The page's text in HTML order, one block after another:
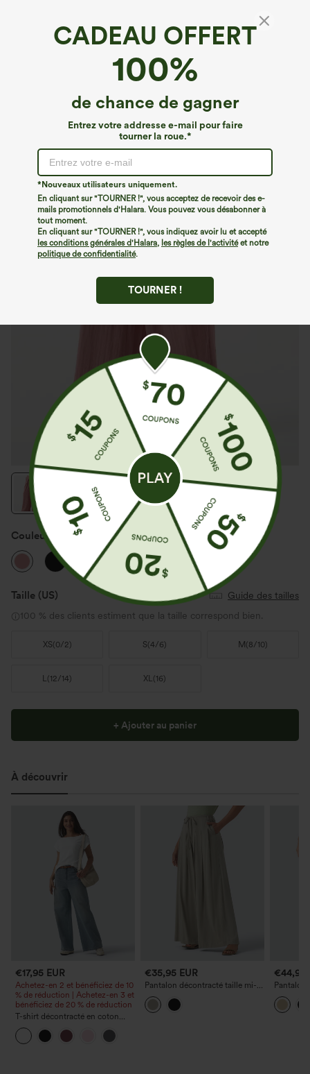
CADEAU OFFERT
100%
de chance de gagner
Entrez votre addresse e-mail pour faire
tourner la roue.*
*Nouveaux utilisateurs uniquement.
En cliquant sur "TOURNER !", vous acceptez de recevoir des e-
mails promotionnels d'Halara. Vous pouvez vous désabonner à
tout moment.
En cliquant sur "TOURNER !", vous indiquez avoir lu et accepté
les conditions générales d'Halara, les règles de l'activitéet notre
politique de confidentialité.
TOURNER !
Pantalon ample et décontracté taille mi-
haute, effet lin, avec poches
Couleur Rosette
Taille (US)
Guide des tailles
100 % des clients estiment que la taille correspond bien.
XS(0/2) S(4/6) M (8/10)
L(12/14) XL(16)
+ Ajouter au panier
À découvrir
€17,95 EUR
Achetez-en 2 et bénéficiez de 10
% de réduction | Achetez-en 3 et
bénéficiez de 20 % de réduction
T-shirt décontracté en coton
Pima à encolure bateau et
manches courtes
€35,95 EUR
Pantalon décontracté taille mi-
haute à jambe large, ceinturé,
effet lin, avec poches
€44,95
haute à
tonneau